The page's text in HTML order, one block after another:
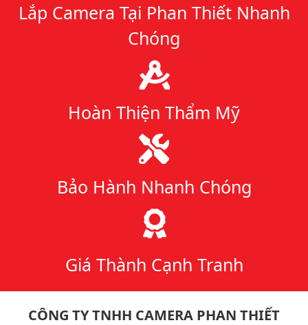
Lắp Camera Tại Phan Thiết Nhanh
Chóng
Hoàn Thiện Thẩm Mỹ
Bảo Hành Nhanh Chóng
Giá Thành Cạnh Tranh
CÔNG TY TNHH CAMERA PHAN THIẾT